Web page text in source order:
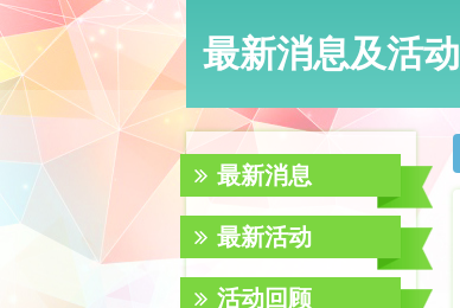
最新消息及活动
最新消息
最新活动
活动回顾